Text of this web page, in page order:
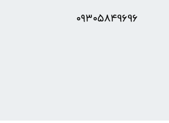
۰۹۳۰۵8۴9696